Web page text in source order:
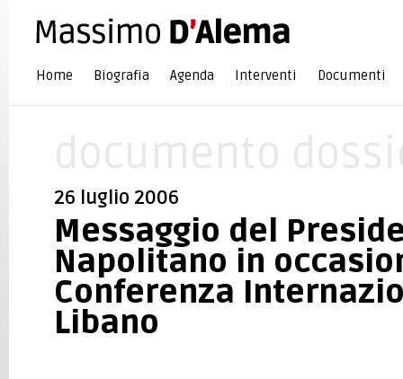
Home Biografia Agenda Interventi Documenti
26 luglio 2006
Messaggio del
Napolitano in
Conferenza
Libano